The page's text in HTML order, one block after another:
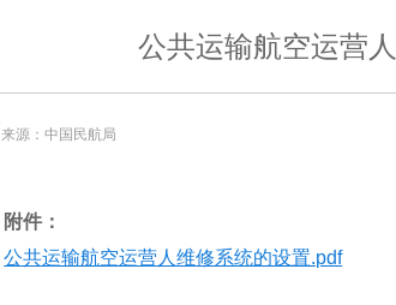
公共运输航空运营
来源：中国民航局
附件：
公共运输航空运营人维修系统的设置.pdf